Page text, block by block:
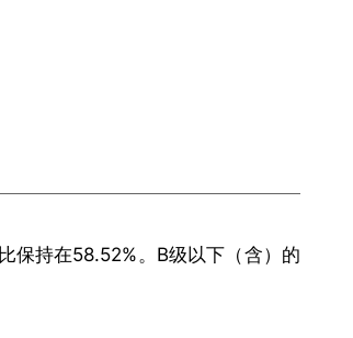
保持在58.52%。B级以下（含）的